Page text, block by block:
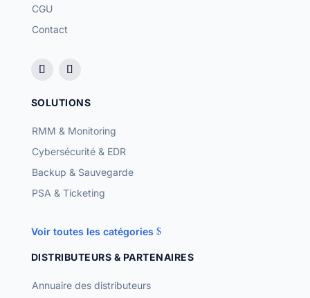
CGU
Contact
SOLUTIONS
RMM & Monitoring
Cybersécurité & EDR
Backup & Sauvegarde
PSA & Ticketing
Voir toutes les catégories
DISTRIBUTEURS & PARTENAIRES
Annuaire des distributeurs